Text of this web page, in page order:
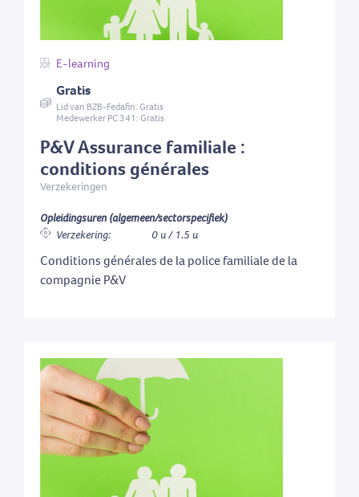
P&V Assurance familiale :
conditions générales
Verzekeringen
Opleidingsuren (algemeen/sectorspecifiek)
Verzekering:
0 u / 1.5 u
Conditions générales de la police familiale de la
compagnie P&V
E-learning
Gratis
Lid van BZB-Fedafin: Gratis
Medewerker PC 341: Gratis